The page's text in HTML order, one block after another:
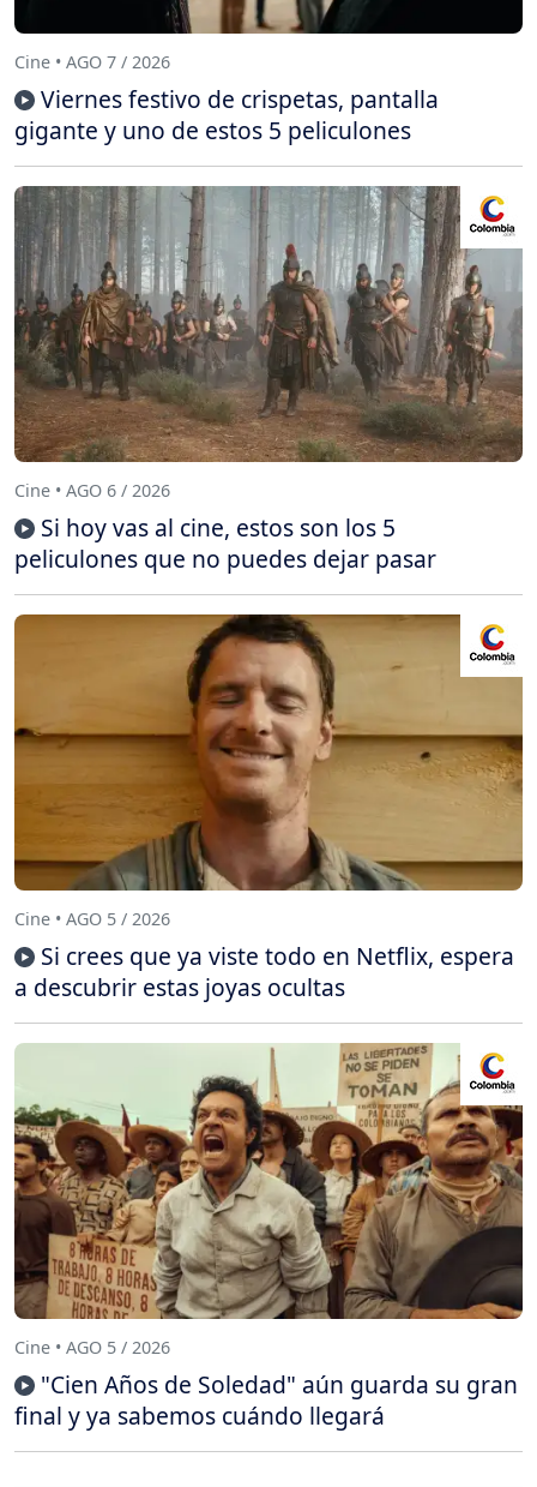
Cine • AGO 7 / 2026
Viernes festivo de crispetas, pantalla
gigante y uno de estos 5 peliculones
Cine • AGO 6 / 2026
Si hoy vas al cine, estos son los 5
peliculones que no puedes dejar pasar
Cine • AGO 5 / 2026
Si crees que ya viste todo en Netflix, espera
a descubrir estas joyas ocultas
Cine • AGO 5 / 2026
"Cien Años de Soledad" aún guarda su gran
final y ya sabemos cuándo llegará